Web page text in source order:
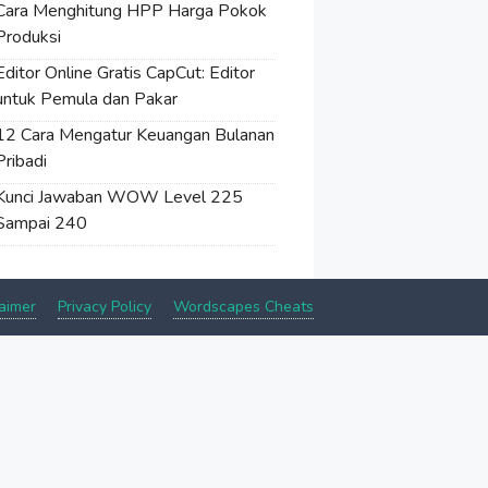
Menghitung HPP Harga Pokok
Online Gratis CapCut: Editor
Pemula dan Pakar
Cara Mengatur Keuangan Bulanan
Jawaban WOW Level 225
240
Privacy Policy Wordscapes Cheats